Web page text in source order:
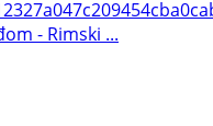
- Rimski ...